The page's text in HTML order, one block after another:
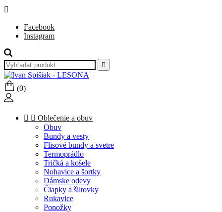

Facebook
Instagram

(0)
  Oblečenie a obuv
Obuv
Bundy a vesty
Flisové bundy a svetre
Termoprádlo
Tričká a košele
Nohavice a šortky
Dámske odevy
Čiapky a šiltovky
Rukavice
Ponožky